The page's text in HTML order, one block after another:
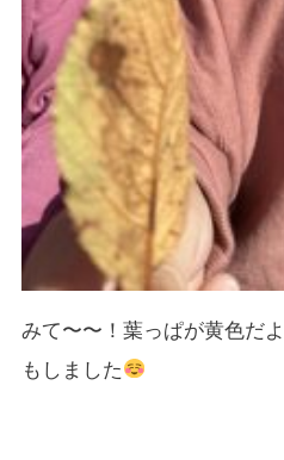
みて〜〜！葉っぱが黄色だ
もしました